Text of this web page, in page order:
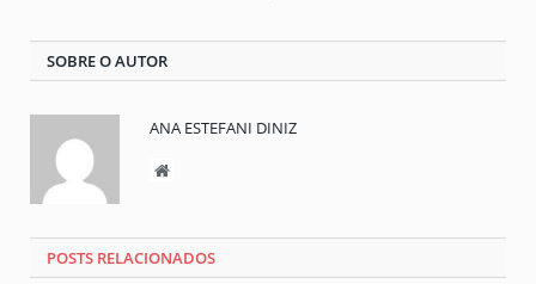
SOBRE O AUTOR
ANA ESTEFANI DINIZ
Website
POSTS RELACIONADOS